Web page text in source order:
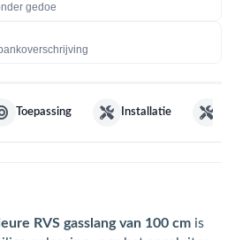
gedoe
Toepassing Installatie
RVS gasslang van 100 cm is